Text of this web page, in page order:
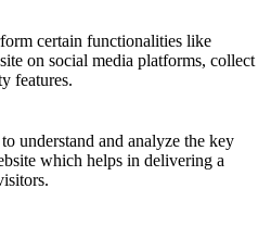
certain functionalities like
on social media platforms, collect
features.
understand and analyze the key
which helps in delivering a